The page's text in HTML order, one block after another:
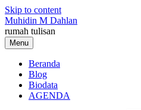
Skip to content
Muhidin M Dahlan
rumah tulisan
Menu
Beranda
Blog
Biodata
AGENDA